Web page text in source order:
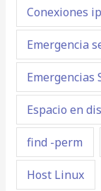
Conexiones ip
Emergencia
Emergencias
Espacio en
find -perm
Host Linux